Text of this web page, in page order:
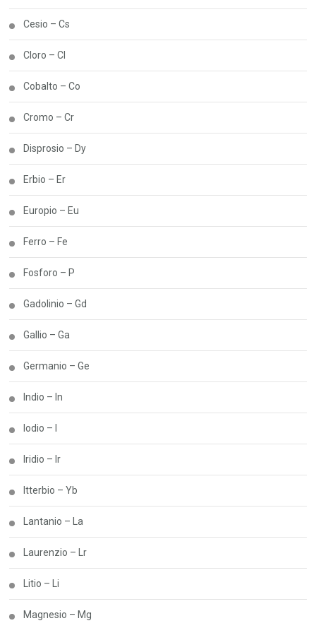
Cesio – Cs
Cloro – Cl
Cobalto – Co
Cromo – Cr
Disprosio – Dy
Erbio – Er
Europio – Eu
Ferro – Fe
Fosforo – P
Gadolinio – Gd
Gallio – Ga
Germanio – Ge
Indio – In
Iodio – I
Iridio – Ir
Itterbio – Yb
Lantanio – La
Laurenzio – Lr
Litio – Li
Magnesio – Mg